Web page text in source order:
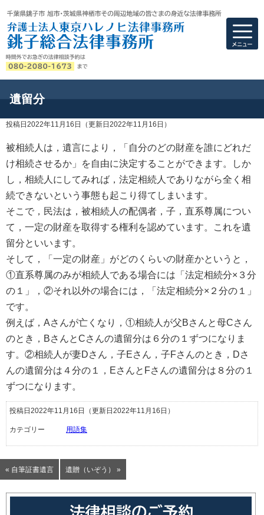
弁護士法人東京
遺留分
投稿日2022年11月16日 （更新日2022年11月16日）
被相続人は，遺言により，「自分のどの財産を誰にどれだ
け相続させるか」を自由に決定することができます。しか
し，相続人にしてみれば，法定相続人でありながら全く相
続できないという事態も起こり得てしまいます。
そこで，民法は，被相続人の配偶者，子，直系尊属につい
て，一定の財産を取得する権利を認めています。これを遺
留分といいます。
そして，「一定の財産」がどのくらいの財産かというと，
①直系尊属のみが相続人である場合には「法定相続分×３分
の１」，②それ以外の場合には，「法定相続分×２分の１」
です。
例えば，Aさんが亡くなり，①相続人が父Bさんと母Cさん
のとき，BさんとCさんの遺留分は６分の１ずつになりま
す。②相続人が妻Dさん，子Eさん，子Fさんのとき，Dさ
んの遺留分は４分の１，EさんとFさんの遺留分は８分の１
ずつになります。
投稿日2022年11月16日 （更新日2022年11月16日）
カテゴリー 用語集
« 自筆証書遺言 遺贈（いぞう） »